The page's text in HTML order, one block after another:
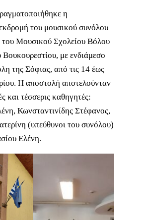
η
του μουσικού συνόλου
Μουσικού Σχολείου Βόλου
με ενδιάμεσο
της Σόφιας, από τις 14 έως
Η αποστολή αποτελούνταν
και τέσσερις καθηγητές:
Κωνσταντινίδης Στέφανος,
(υπεύθυνοι του συνόλου)
Ελένη.